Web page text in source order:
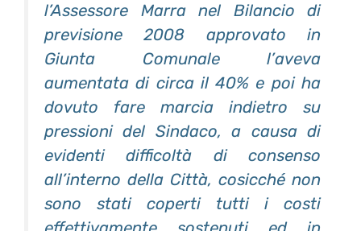
l’Assessore Marra nel Bilancio di
previsione 2008 approvato in
Giunta Comunale l’aveva
aumentata di circa il 40% e poi ha
dovuto fare marcia indietro su
pressioni del Sindaco, a causa di
evidenti difficoltà di consenso
all’interno della Città, cosicché non
sono stati coperti tutti i costi